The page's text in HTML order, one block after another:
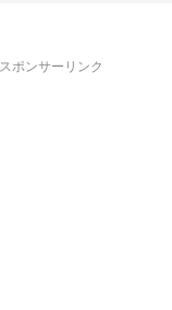
スポンサーリンク